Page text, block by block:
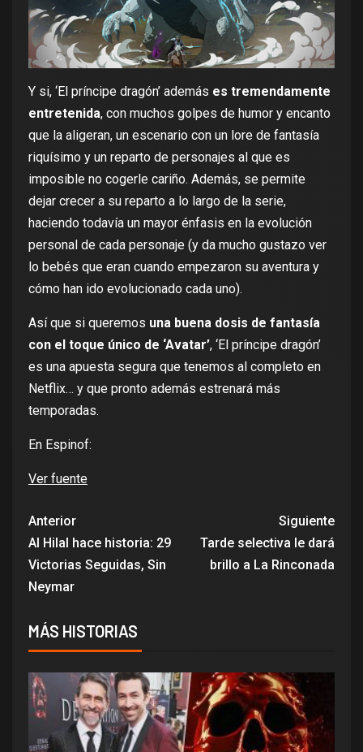
Y si, ‘El príncipe dragón’ además es tremendamente
entretenida, con muchos golpes de humor y encanto
que la aligeran, un escenario con un lore de fantasía
riquísimo y un reparto de personajes al que es
imposible no cogerle cariño. Además, se permite
dejar crecer a su reparto a lo largo de la serie,
haciendo todavía un mayor énfasis en la evolución
personal de cada personaje (y da mucho gustazo ver
lo bebés que eran cuando empezaron su aventura y
cómo han ido evolucionado cada uno).
Así que si queremos una buena dosis de fantasía
con el toque único de ‘Avatar’, ‘El príncipe dragón’
es una apuesta segura que tenemos al completo en
Netflix… y que pronto además estrenará más
temporadas.
En Espinof:
Ver fuente
Anterior
Al Hilal hace historia: 29
Victorias Seguidas, Sin
Neymar
Siguiente
Tarde selectiva le dará
brillo a La Rinconada
MÁS HISTORIAS